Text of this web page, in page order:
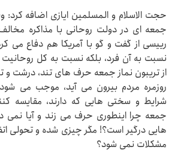
حجت الاسلام و المسلمین ایازی اضافه کرد:
جمعه ای در دولت روحانی با مذاکره
رییسی از گفت و گو با آمریکا هم دفاع می
نسبت به آن فرد، بلکه نسبت به کل روحانیت
از تریبون نماز جمعه حرف های تند، درشت و
روزمره مردم بیرون می آید، موجب می
شرایط و سختی هایی که دارند، مقایسه
جمعه چرا اینطوری حرف می زند و آیا نمی
هایی درگیر است؟! مگر چیزی شده و تحولی
مشکلات نمی شود؟